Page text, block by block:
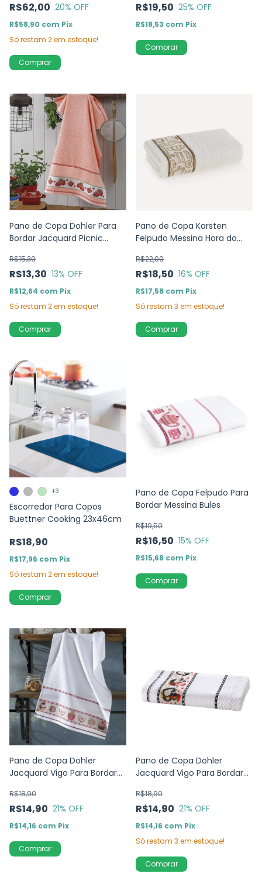
R$62,00 20% OFF
R$58,90 com Pix
Só restam 2em estoque!
Comprar
R$19,50 25% OFF
R$18,53 com Pix
Comprar
Pano de Copa Dohler Para
Bordar Jacquard Picnic
R$13,30
R$15,30
13% OFF
R$12,64 com Pix
Só restam 2em estoque!
Comprar
Pano de Copa Karsten
Felpudo Messina Hora do
R$18,50
R$22,00
16% OFF
R$17,58 com Pix
Só restam 3 em estoque!
Escorredor Para Copos
Buettner Cooking 23x46cm
R$18,90
R$17,96 com Pix
Só restam 2em estoque!
+3
Comprar
Pano de Copa Felpudo Para
Bordar Messina Bules
R$16,50
R$19,50
15% OFF
R$15,68 com Pix
Comprar
Pano de Copa Dohler
Jacquard Vigo Para Bordar
R$14,90
R$18,90
21% OFF
R$14,16 com Pix
Comprar
Pano de Copa Dohler
Jacquard Vigo Para Bordar
R$14,90
R$18,90
21% OFF
R$14,16 com Pix
Só restam 3 em estoque!